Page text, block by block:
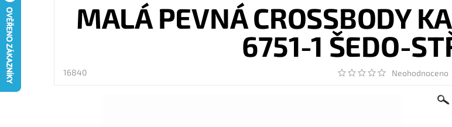
MALÁ PEVNÁ CROSSBODY
6751-1 ŠEDO-
16840 Neohodnoceno